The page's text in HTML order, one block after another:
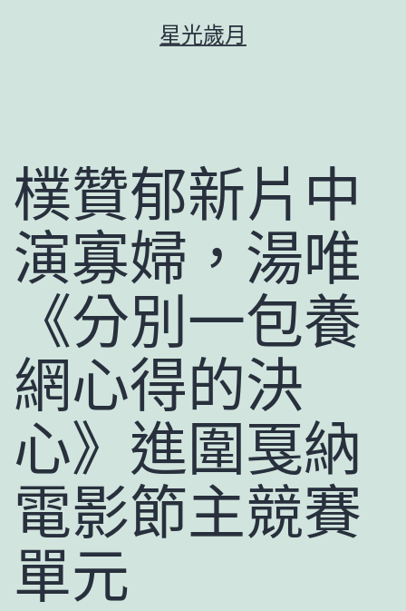
星光歲月
樸贊郁新片中
演寡婦，湯唯
《分別一包養
網心得的決
心》進圍戛納
電影節主競賽
單元